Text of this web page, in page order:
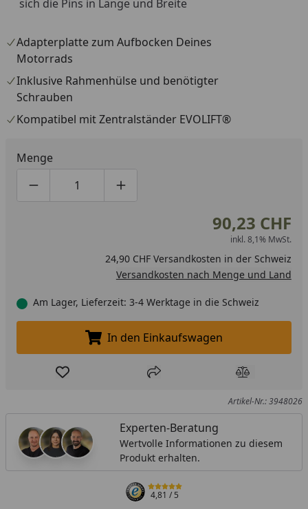
sich die Pins in Länge und Breite
Adapterplatte zum Aufbocken Deines
Motorrads
Inklusive Rahmenhülse und benötigter
Schrauben
Kompatibel mit Zentralständer EVOLIFT®
Menge
Produktmenge um eins verringern
Produktmenge manuell eingeben
Produktmenge um eins erhöhen
90,23 CHF
inkl. 8,1% MwSt.
24,90 CHF Versandkosten in der Schweiz
Versandkosten nach Menge und Land
Am Lager, Lieferzeit: 3-4 Werktage in die Schweiz
In den Einkaufswagen legen
In den Einkaufswagen
Produkt zur Wunschliste hinzufügen
Teilen Produkt
Artikel-Nr.: 3948026
Experten-Beratung
Wertvolle Informationen zu diesem
Produkt erhalten.
4,81/ 5